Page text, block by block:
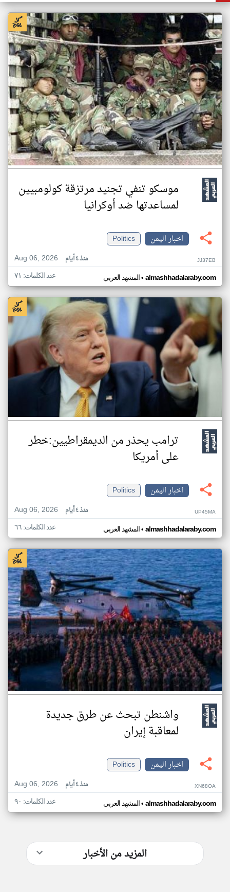
موسكو تنفي تجنيد مرتزقة كولومبيين
لمساعدتها ضد أوكرانيا
اخبار اليمن
Politics
Aug 06, 2026
منذ ٤ أيام JJ37EB
المشهد العربي• almashhadalaraby.com عدد الكلمات: ٧١
ترامب يحذر من الديمقراطيين:خطر
على أمريكا
اخبار اليمن
Politics
Aug 06, 2026
منذ ٤ أيام UP45MA
المشهد العربي• almashhadalaraby.com عدد الكلمات: ٦٦
واشنطن تبحث عن طرق جديدة
لمعاقبة إيران
اخبار اليمن
Politics
Aug 06, 2026
منذ ٤ أيام XN68OA
المشهد العربي• almashhadalaraby.com عدد الكلمات: ٩٠
المزيد من الأخبار